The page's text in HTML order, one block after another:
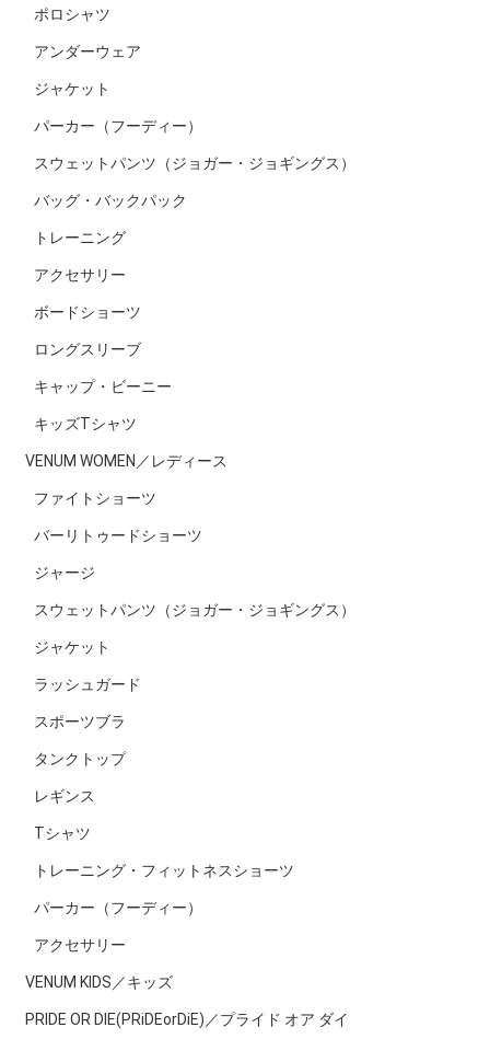
ポロシャツ
アンダーウェア
ジャケット
パーカー（フーディー）
スウェットパンツ（ジョガー・ジョギングス）
バッグ・バックパック
トレーニング
アクセサリー
ボードショーツ
ロングスリーブ
キャップ・ビーニー
キッズTシャツ
VENUM WOMEN／レディース
ファイトショーツ
バーリトゥードショーツ
ジャージ
スウェットパンツ（ジョガー・ジョギングス）
ジャケット
ラッシュガード
スポーツブラ
タンクトップ
レギンス
Tシャツ
トレーニング・フィットネスショーツ
パーカー（フーディー）
アクセサリー
VENUM KIDS／キッズ
PRIDE OR DIE(PRiDEorDiE)／プライド オア ダイ